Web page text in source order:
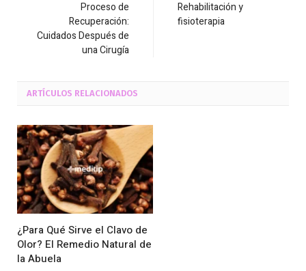
Proceso de
Recuperación:
Cuidados Después de
una Cirugía
Rehabilitación y
fisioterapia
ARTÍCULOS RELACIONADOS
¿Para Qué Sirve el Clavo de
Olor? El Remedio Natural de
la Abuela